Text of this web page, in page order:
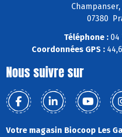
07380
Téléphone : 04
Coordonnées GPS :
Nous suivre sur
Votre magasin Biocoop Les